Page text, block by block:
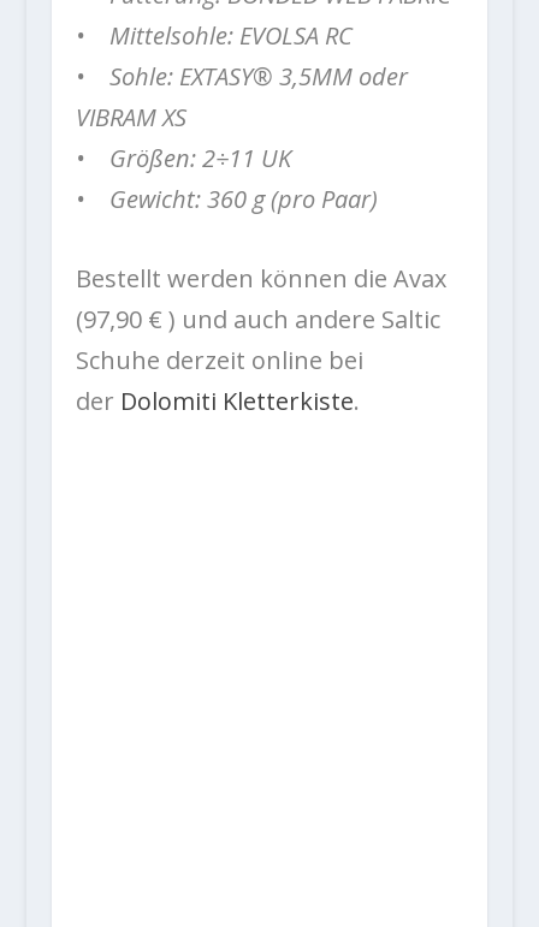
• Mittelsohle: EVOLSA RC
• Sohle: EXTASY® 3,5MM oder
VIBRAM XS
• Größen: 2÷11 UK
• Gewicht: 360 g (pro Paar)
Bestellt werden können die Avax
(97,90 € ) und auch andere Saltic
Schuhe derzeit online bei
der Dolomiti Kletterkiste.